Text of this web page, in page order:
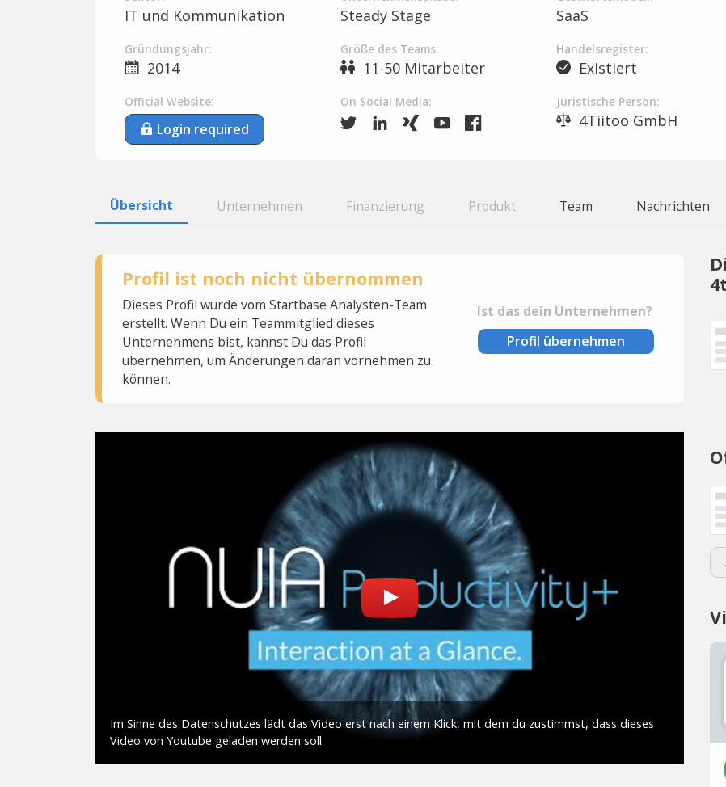
IT und Kommunikation Steady Stage SaaS
Gründungsjahr:
2014
Größe des Teams:
11-50 Mitarbeiter
Handelsregister:
Existiert
Official Website:
Login required
On Social Media: Juristische Person:
4Tiitoo GmbH
Übersicht Unternehmen Finanzierung Produkt Team Nachrichten
Profil ist noch nicht übernommen
Dieses Profil wurde vom Startbase Analysten-Team
erstellt. Wenn Du ein Teammitglied dieses
Unternehmens bist, kannst Du das Profil
übernehmen, um Änderungen daran vornehmen zu
können.
Ist das dein Unternehmen?
Profil übernehmen